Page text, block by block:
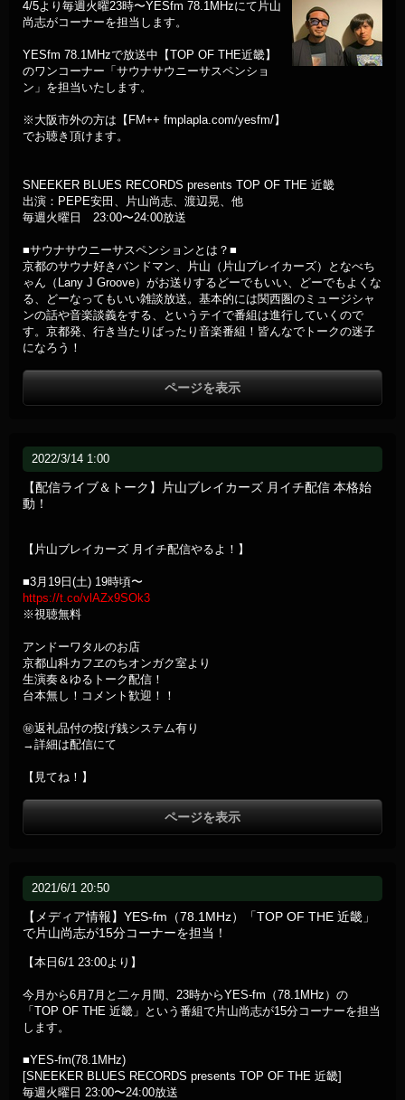
4/5より毎週火曜23時〜YESfm 78.1MHzにて片山
尚志がコーナーを担当します。
YESfm 78.1MHzで放送中【TOP OF THE近畿】
のワンコーナー「サウナサウニーサスペンショ
ン」を担当いたします。
※大阪市外の方は【FM++ fmplapla.com/yesfm/】
でお聴き頂けます。
SNEEKER BLUES RECORDS presents TOP OF THE 近畿
出演：PEPE安田、片山尚志、渡辺晃、他
毎週火曜日 23:00〜24:00放送
■サウナサウニーサスペンションとは？■
京都のサウナ好きバンドマン、片山（片山ブレイカーズ）となべち
ゃん（Lany J Groove）がお送りするどーでもいい、どーでもよくな
る、どーなってもいい雑談放送。基本的には関西圏のミュージシャ
ンの話や音楽談義をする、というテイで番組は進行していくので
す。京都発、行き当たりばったり音楽番組！皆んなでトークの迷子
になろう！
ページを表示
2022/3/14 1:00
【配信ライブ＆トーク】片山ブレイカーズ 月イチ配信 本格始
動！
【片山ブレイカーズ 月イチ配信やるよ！】
■3月19日(土) 19時頃〜
https://t.co/vlAZx9SOk3
※視聴無料
アンドーワタルのお店
京都山科カフヱのちオンガク室より
生演奏＆ゆるトーク配信！
台本無し！コメント歓迎！！
㊙返礼品付の投げ銭システム有り
→詳細は配信にて
【見てね！】
ページを表示
2021/6/1 20:50
【メディア情報】YES-fm（78.1MHz）「TOP OF THE 近畿」
で片山尚志が15分コーナーを担当！
【本日6/1 23:00より】
今月から6月7月と二ヶ月間、23時からYES-fm（78.1MHz）の
「TOP OF THE 近畿」という番組で片山尚志が15分コーナーを担当
します。
■YES-fm(78.1MHz)
[SNEEKER BLUES RECORDS presents TOP OF THE 近畿]
毎週火曜日 23:00〜24:00放送